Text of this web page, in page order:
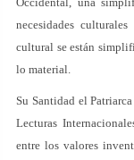
necesidades
cultural se están
lo material.
Su Santidad el
Lecturas
entre los valores